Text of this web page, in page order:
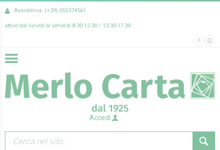
Assistenza: (+39) 055374561
attivo dal lunedì al venerdì 8:30-12:30 / 13:30-17:30
Accedi